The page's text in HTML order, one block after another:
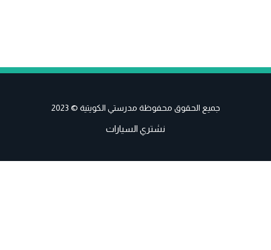
جميع الحقوق محفوظة مدرستي الكويتية © 2023
نشتري السيارات